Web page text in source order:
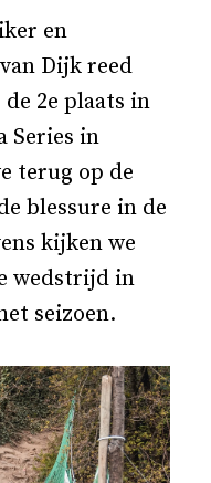
en
Dijk reed
2e plaats in
Series in
terug op de
blessure in de
kijken we
wedstrijd in
seizoen.